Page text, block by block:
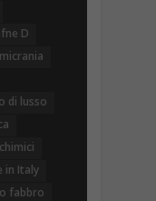
D
di lusso
in Italy
fabbro